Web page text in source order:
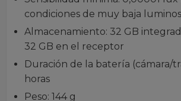
condiciones de muy baja
Almacenamiento: 32 GB
32 GB en el receptor
Duración de la batería (cámara/
horas
Peso: 144 g